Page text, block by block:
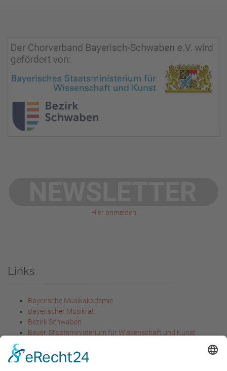
Hier anmelden
Links
Bayerische Musikakademie
Bayerischer Musikrat
Bezirk Schwaben
Bayer. Staatsministerium für Wissenschaft und Kunst
Unterricht und Kultus